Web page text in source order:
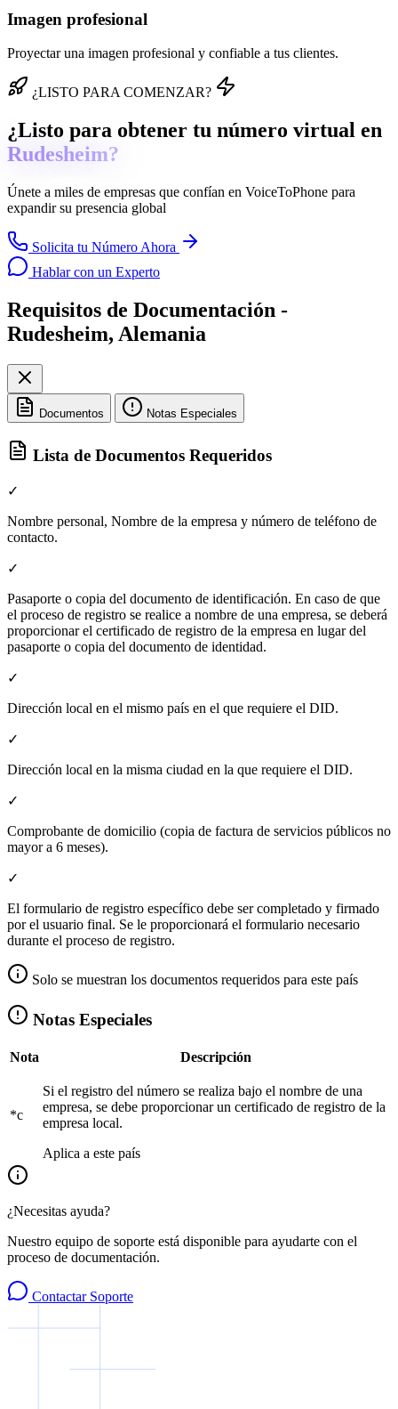
Imagen profesional
Proyectar una imagen profesional y confiable a tus clientes.
¿LISTO PARA COMENZAR?
¿Listo para obtener tu número virtual en
Rudesheim?
Únete a miles de empresas que confían en VoiceToPhone para
expandir su presencia global
Solicita tu Número Ahora
Hablar con un Experto
Requisitos de Documentación -
Rudesheim, Alemania
Documentos Notas Especiales
Lista de Documentos Requeridos
✓
Nombre personal, Nombre de la empresa y número de teléfono de
contacto.
✓
Pasaporte o copia del documento de identificación. En caso de que
el proceso de registro se realice a nombre de una empresa, se deberá
proporcionar el certificado de registro de la empresa en lugar del
pasaporte o copia del documento de identidad.
✓
Dirección local en el mismo país en el que requiere el DID.
✓
Dirección local en la misma ciudad en la que requiere el DID.
✓
Comprobante de domicilio (copia de factura de servicios públicos no
mayor a 6 meses).
✓
El formulario de registro específico debe ser completado y firmado
por el usuario final. Se le proporcionará el formulario necesario
durante el proceso de registro.
Solo se muestran los documentos requeridos para este país
Notas Especiales
Nota Descripción
*c
Si el registro del número se realiza bajo el nombre de una
empresa, se debe proporcionar un certificado de registro de la
empresa local.
Aplica a este país
¿Necesitas ayuda?
Nuestro equipo de soporte está disponible para ayudarte con el
proceso de documentación.
Contactar Soporte